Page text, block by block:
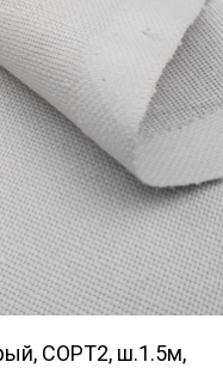
СОРТ2, ш.1.5м,